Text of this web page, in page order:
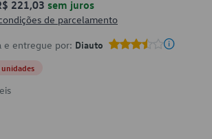
221,03 sem juros
de parcelamento
e entregue por: Diauto